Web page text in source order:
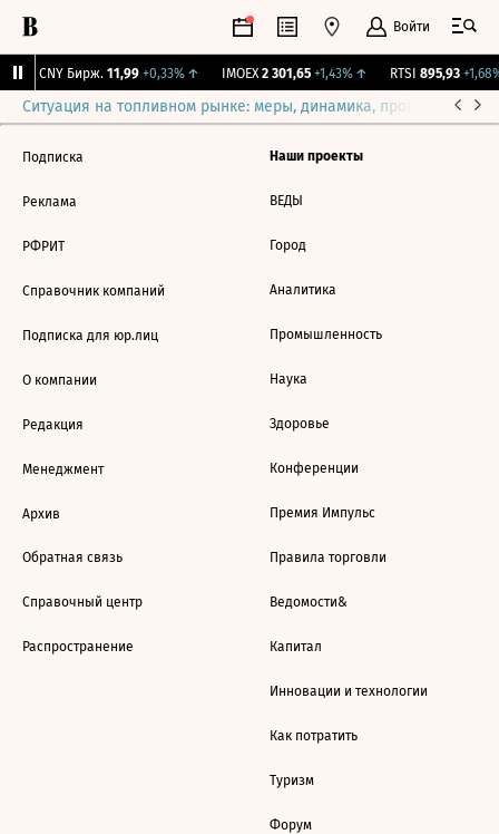
Войти
CNY Бирж. 11,99 +0,33%↑ IMOEX 2 301,65 +1,43%↑ RTSI 895,93 +1,68%
Ситуация на топливном рынке: меры, динамика, прогнозы
Подписка
Реклама
РФРИТ
Справочник компаний
Подписка для юр.лиц
О компании
Редакция
Менеджмент
Архив
Обратная связь
Справочный центр
Распространение
Наши проекты
ВЕДЫ
Город
Аналитика
Промышленность
Наука
Здоровье
Конференции
Премия Импульс
Правила торговли
Ведомости&
Капитал
Инновации и технологии
Как потратить
Туризм
Форум